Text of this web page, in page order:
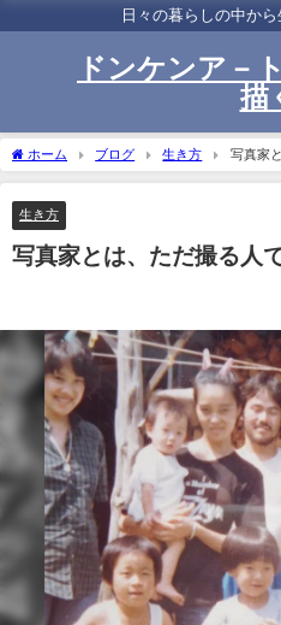
日々の暮らしの中か
ドンケンア－
描
ホーム ブログ 生き方 写真家
生き方
写真家とは、ただ撮る人